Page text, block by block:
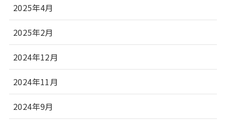
2025年4月
2025年2月
2024年12月
2024年11月
2024年9月